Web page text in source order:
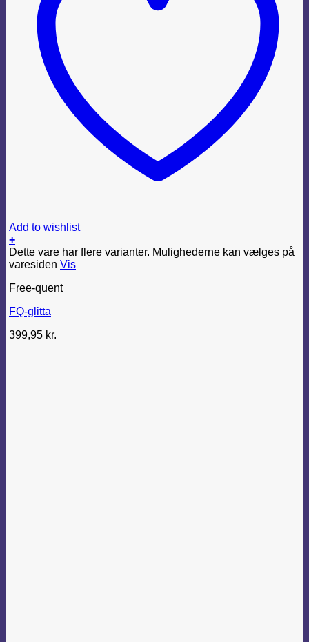
Add to wishlist
+
Dette vare har flere varianter. Mulighederne kan vælges på
varesiden Vis
Free-quent
FQ-glitta
399,95 kr.